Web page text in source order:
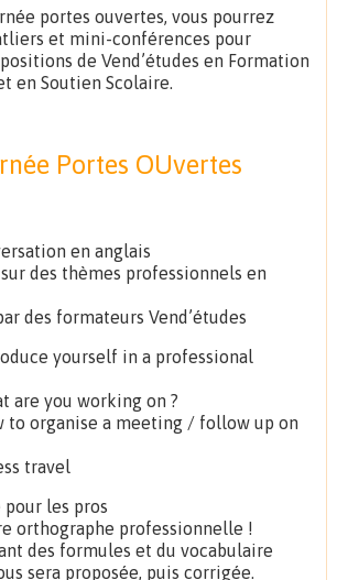
portes ouvertes, vous pourrez
et mini-conférences pour
de Vend’études en Formation
en Soutien Scolaire.
Portes OUvertes
en anglais
des thèmes professionnels en
des formateurs Vend’études
yourself in a professional
are you working on ?
to organise a meeting / follow up on
travel
pour les pros
orthographe professionnelle !
des formules et du vocabulaire
sera proposée, puis corrigée.